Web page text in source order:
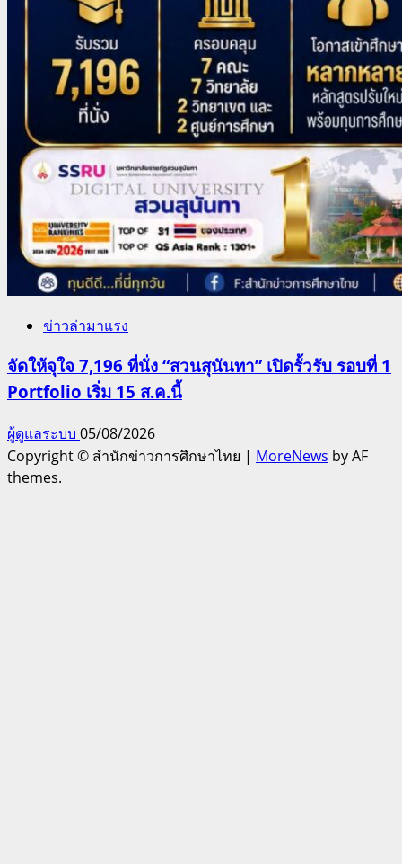
ข่าวล่ามาแรง
จัดให้จุใจ 7,196 ที่นั่ง “สวนสุนันทา” เปิดรั้วรับ รอบที่ 1
Portfolio เริ่ม 15 ส.ค.นี้
ผู้ดูแลระบบ 05/08/2026
Copyright © สำนักข่าวการศึกษาไทย | MoreNews by AF
themes.